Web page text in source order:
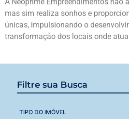
Filtre sua Busca
TIPO DO IMÓVEL
mas sim realiza sonhos e
únicas, impulsionando o
transformação dos locais onde